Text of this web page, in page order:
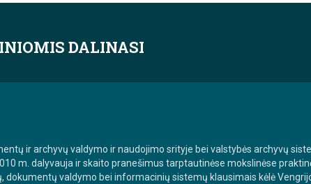
DALINASI
ir archyvų valdymo ir naudojimo srityje bei valstybės archyvų
m. dalyvauja ir skaito pranešimus tarptautinėse mokslinėse
valdymo bei informacinių sistemų klausimais kėlė